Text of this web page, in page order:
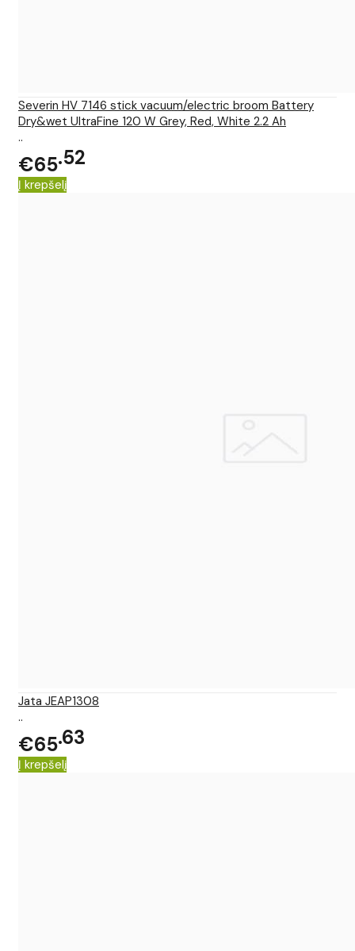
Severin HV 7146 stick vacuum/electric broom Battery
Dry&wet UltraFine 120 W Grey, Red, White 2.2 Ah
..
€65 52
Į krepšelį
Jata JEAP1308
..
€6563
Į krepšelį